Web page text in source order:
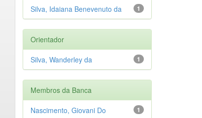
1
Silva, Idaiana Benevenuto da
Orientador
1
Silva, Wanderley da
Membros da Banca
1
Nascimento, Giovani Do